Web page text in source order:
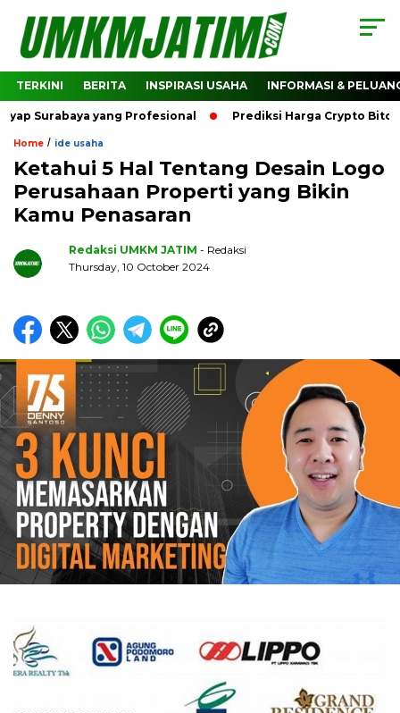
TERKINI BERITA INSPIRASI USAHA INFORMASI &
yang Profesional Prediksi Harga Crypto Bitcoin:
Home / ide usaha
Ketahui 5 Hal Tentang Desain Logo
Perusahaan Properti yang Bikin
Kamu Penasaran
Redaksi UMKM JATIM - Redaksi
Thursday, 10 October 2024